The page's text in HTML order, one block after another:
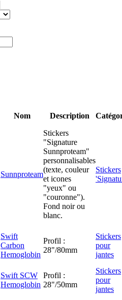
Nom Description
Sunnproteam
Stickers
"Signature
Sunnproteam"
personnalisables
(texte, couleur
et icones
"yeux" ou
"couronne").
Fond noir ou
blanc.
Stickers
Swift
Carbon
Hemoglobin
Profil :
28"/80mm
Stickers
pour
jantes
Swift SCW
Hemoglobin
Profil :
28"/50mm
Stickers
pour
jantes